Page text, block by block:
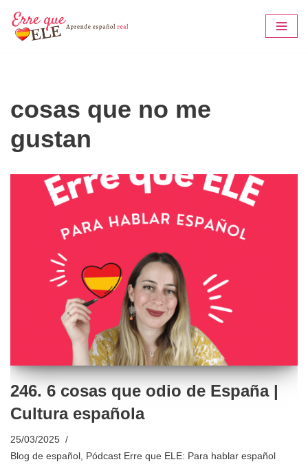
Saltar
cosas que no me
gustan
246. 6 cosas que odio de España |
Cultura española
25/03/2025
Blog de español , Pódcast Erre que ELE: Para hablar español